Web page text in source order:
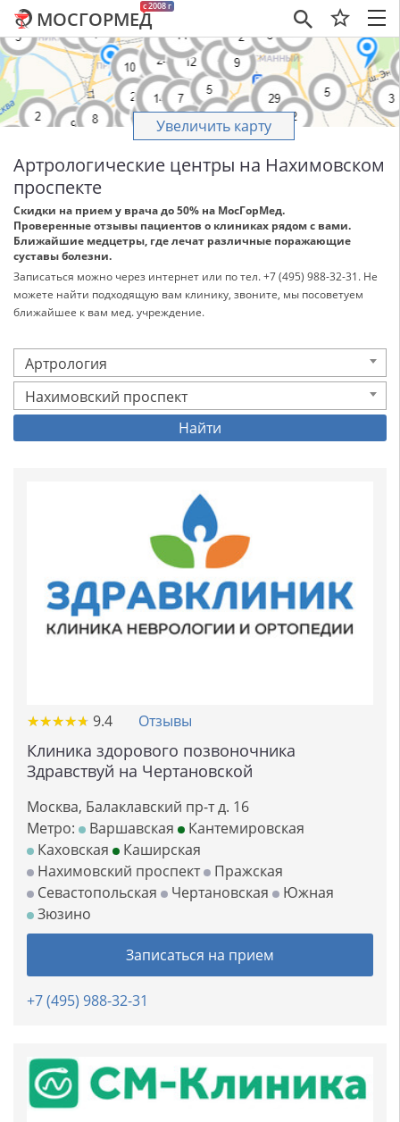
×
c 2008 г
МОСГОРМЕД
Увеличить карту
Артрологические центры на Нахимовском
проспекте
Скидки на прием у врача до 50% на МосГорМед.
Проверенные отзывы пациентов о клиниках рядом с вами.
Ближайшие медцетры, где лечат различные поражающие
суставы болезни.
Записаться можно через интернет или по тел. +7 (495) 988-32-31. Не
можете найти подходящую вам клинику, звоните, мы посоветуем
ближайшее к вам мед. учреждение.
Артрология
Нахимовский проспект
Найти
★★★★★
★★★★★ 9.4 Отзывы
Клиника здорового позвоночника
Здравствуй на Чертановской
Москва, Балаклавский пр-т д. 16
Метро:
Варшавская
Кантемировская
Каховская
Каширская
Нахимовский проспект
Пражская
Севастопольская
Чертановская
Южная
Зюзино
Записаться на прием
+7 (495) 988-32-31